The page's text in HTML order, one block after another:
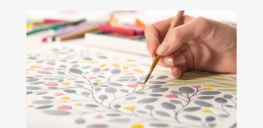
opcionales.
Son
necesarias
para que
funcione la
web.